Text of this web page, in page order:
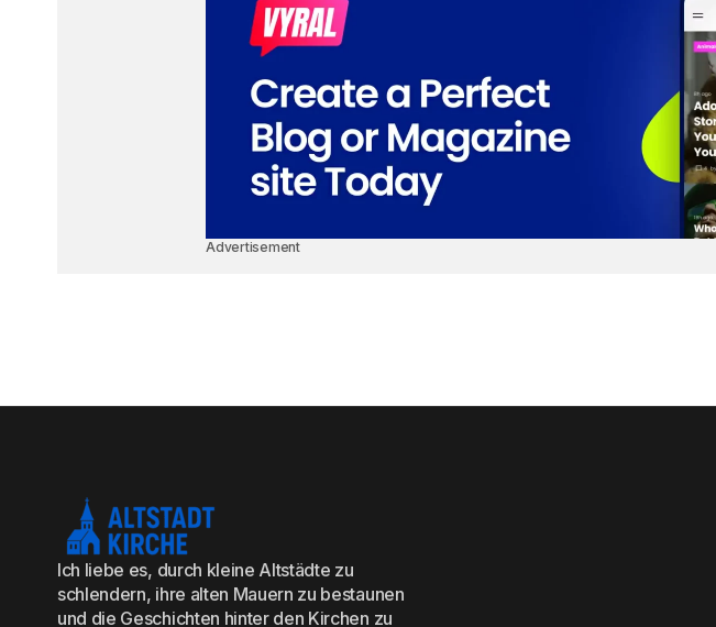
Advertisement
Ich liebe es, durch kleine Altstädte zu
schlendern, ihre alten Mauern zu bestaunen
und die Geschichten hinter den Kirchen zu